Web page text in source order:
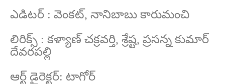
ఎడిటర్ : వెంకట్, నానిబాబు కారుమంచి
లిరిక్స్ : కళ్యాణ్ చక్రవర్తి, శ్రేష్ట, ప్రసన్న కుమార్
దేవరపల్లి
ఆర్ట్ డైరెక్టర్: టాగోర్